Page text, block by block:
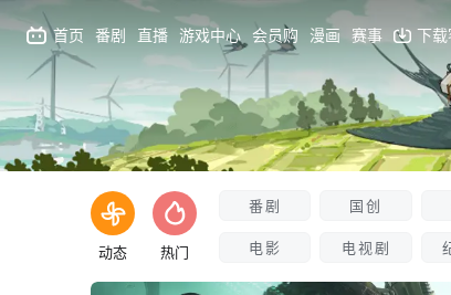
首页 番剧 直播 游戏中心 会员购 漫画 赛事 下
动态 热门
番剧
电影
国创
电视剧